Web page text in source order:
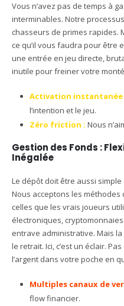
Vous n’avez pas de temps à
interminables. Notre
chasseurs de primes rapides.
ce qu’il vous faudra pour être
une entrée en jeu directe,
inutile pour freiner votre
Activation instantanée
l’intention et le jeu.
Zéro friction : Nous
Gestion des Fonds :
Inégalée
Le dépôt doit être aussi simple
Nous acceptons les
celles que les vrais joueurs
électroniques,
entrave administrative. Mais
le retrait. Ici, c’est un éclair.
l’argent dans votre poche en
Multiples canaux de
flow financier.